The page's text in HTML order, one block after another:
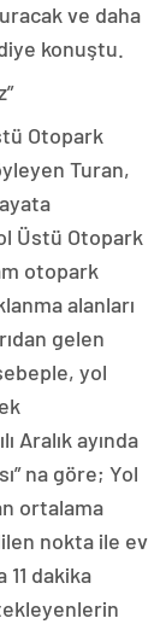
ve daha
konuştu.
Otopark
Turan,
Üstü Otopark
otopark
alanları
gelen
yol
Aralık ayında
na göre; Yol
ortalama
nokta ile ev
dakika